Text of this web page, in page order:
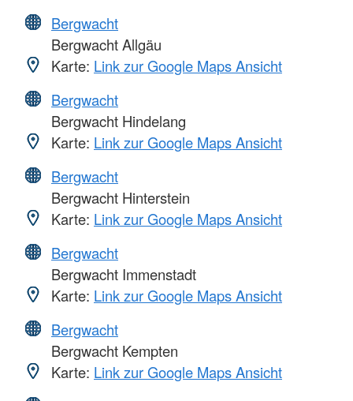
Bergwacht
Bergwacht Allgäu
Karte: Link zur Google Maps Ansicht
Bergwacht
Bergwacht Hindelang
Karte: Link zur Google Maps Ansicht
Bergwacht
Bergwacht Hinterstein
Karte: Link zur Google Maps Ansicht
Bergwacht
Bergwacht Immenstadt
Karte: Link zur Google Maps Ansicht
Bergwacht
Bergwacht Kempten
Karte: Link zur Google Maps Ansicht